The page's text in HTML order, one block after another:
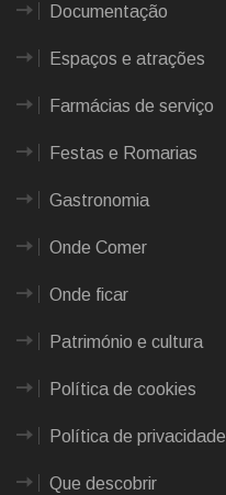
Documentação
Espaços e atrações
Farmácias de serviço
Festas e Romarias
Gastronomia
Onde Comer
Onde ficar
Património e cultura
Política de cookies
Política de privacidade
Que descobrir